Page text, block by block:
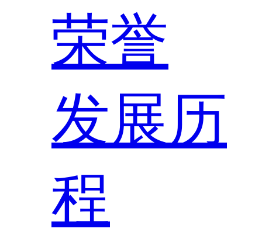
荣誉
发展历
程